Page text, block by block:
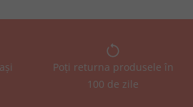
Poți returna produsele în
100 de zile